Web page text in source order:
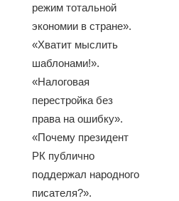
режим тотальной
экономии в стране».
«Хватит мыслить
шаблонами!».
«Налоговая
перестройка без
права на ошибку».
«Почему президент
РК публично
поддержал народного
писателя?».